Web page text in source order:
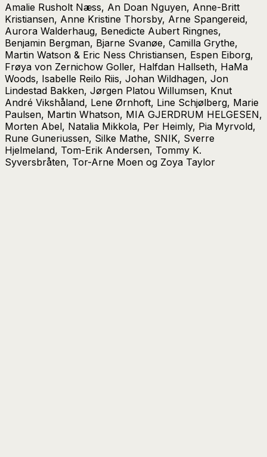
Amalie Rusholt Næss, An Doan Nguyen, Anne-Britt
Kristiansen, Anne Kristine Thorsby, Arne Spangereid,
Aurora Walderhaug, Benedicte Aubert Ringnes,
Benjamin Bergman, Bjarne Svanøe, Camilla Grythe,
Martin Watson & Eric Ness Christiansen, Espen Eiborg,
Frøya von Zernichow Goller, Halfdan Hallseth, HaMa
Woods, Isabelle Reilo Riis, Johan Wildhagen, Jon
Lindestad Bakken, Jørgen Platou Willumsen, Knut
André Vikshåland, Lene Ørnhoft, Line Schjølberg, Marie
Paulsen, Martin Whatson, MIA GJERDRUM HELGESEN,
Morten Abel, Natalia Mikkola, Per Heimly, Pia Myrvold,
Rune Guneriussen, Silke Mathe, SNIK, Sverre
Hjelmeland, Tom-Erik Andersen, Tommy K.
Syversbråten, Tor-Arne Moen og Zoya Taylor